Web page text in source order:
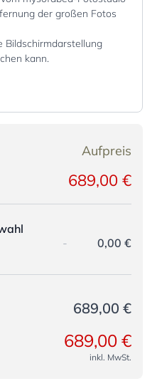
der großen Fotos
Bildschirmdarstellung
kann.
Aufpreis
689,00 €
- 0,00 €
689,00 €
689,00 €
inkl. MwSt.